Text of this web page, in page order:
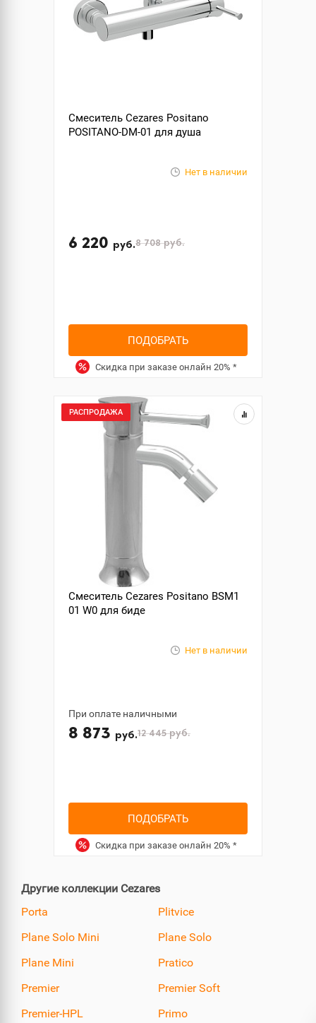
Смеситель Cezares Positano
POSITANO-DM-01 для душа
Нет в наличии
6 220 руб.8 708руб.
ПОДОБРАТЬ
Скидка при заказе онлайн 20% *
РАСПРОДАЖА
Смеситель Cezares Positano BSM1
01 W0 для биде
Нет в наличии
При оплате наличными
8 873 руб.12 445руб.
ПОДОБРАТЬ
Скидка при заказе онлайн 20% *
Другие коллекции Cezares
Porta
Plitvice
Plane Solo Mini
Plane Solo
Plane Mini
Pratico
Premier
Premier Soft
Premier-HPL
Primo